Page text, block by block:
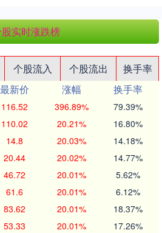
实时涨跌榜
个股流入 个股流出
换手率
最新价 涨幅
换手率
116.52 396.89% 79.39%
110.02 20.21% 16.80%
14.8 20.03% 14.18%
20.44 20.02% 14.77%
46.72 20.01% 5.62%
61.6 20.01% 6.12%
83.62 20.01% 18.37%
53.33 20.01% 17.26%